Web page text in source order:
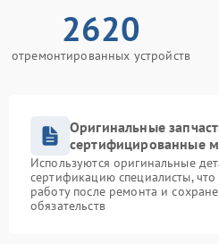
2620
отремонтированных устройств
Оригинальные
сертифицированные
Используются оригинальные
сертификацию специалисты,
работу после ремонта и
обязательств